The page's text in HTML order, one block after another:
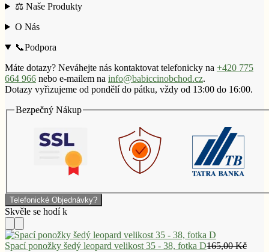
⚖️ Naše Produkty
O Nás
📞Podpora
Máte dotazy? Neváhejte nás kontaktovat telefonicky na +420 775
664 966 nebo e-mailem na info@babiccinobchod.cz.
Dotazy vyřizujeme od pondělí do pátku, vždy od 13:00 do 16:00.
Bezpečný Nákup
Telefonické Objednávky?
Spací ponožky šedý leopard velikost 35 - 38, fotka D165,00Kč